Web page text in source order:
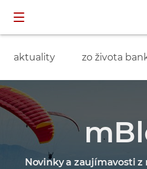
aktuality zo života
Novinky a zaujímavosti